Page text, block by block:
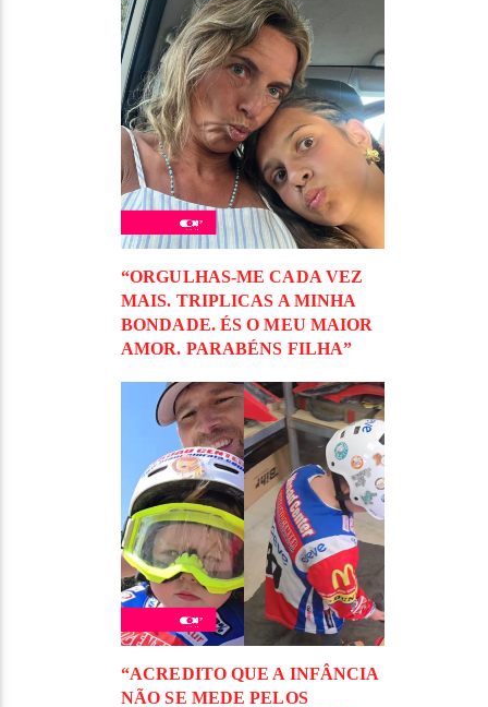
“ORGULHAS-ME CADA VEZ
MAIS. TRIPLICAS A MINHA
BONDADE. ÉS O MEU MAIOR
AMOR. PARABÉNS FILHA”
“ACREDITO QUE A INFÂNCIA
NÃO SE MEDE PELOS